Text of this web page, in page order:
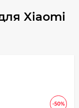
Xiaomi
-50%